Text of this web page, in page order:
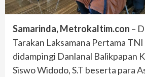
Samarinda, Metrokaltim.con –
Tarakan Laksamana Pertama
didampingi Danlanal Balikpapan
Siswo Widodo, S.T beserta para